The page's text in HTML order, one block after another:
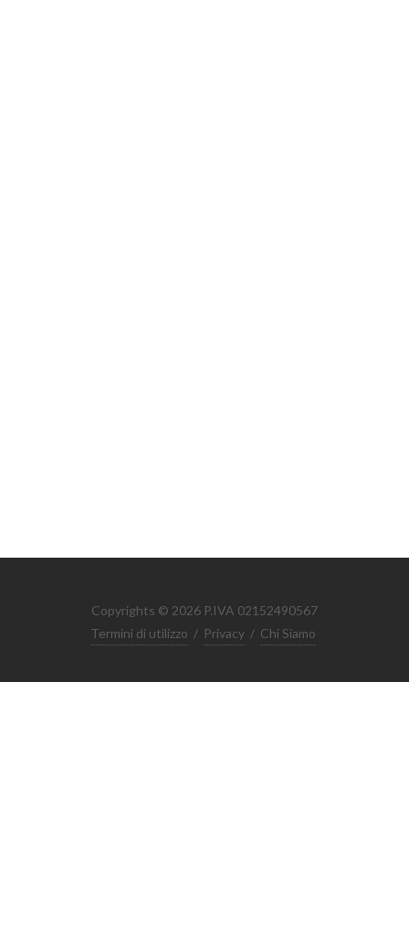
Copyrights © 2026 P.IVA 02152490567
Termini di utilizzo / Privacy / Chi Siamo